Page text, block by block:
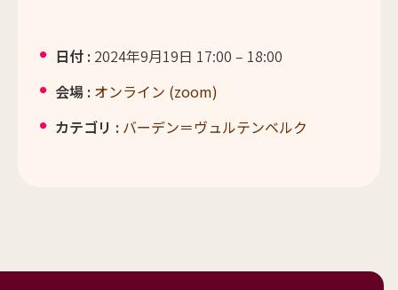
日付 : 2024年9月19日 17:00 – 18:00
会場 : オンライン (zoom)
カテゴリ : バーデン＝ヴュルテンベルク